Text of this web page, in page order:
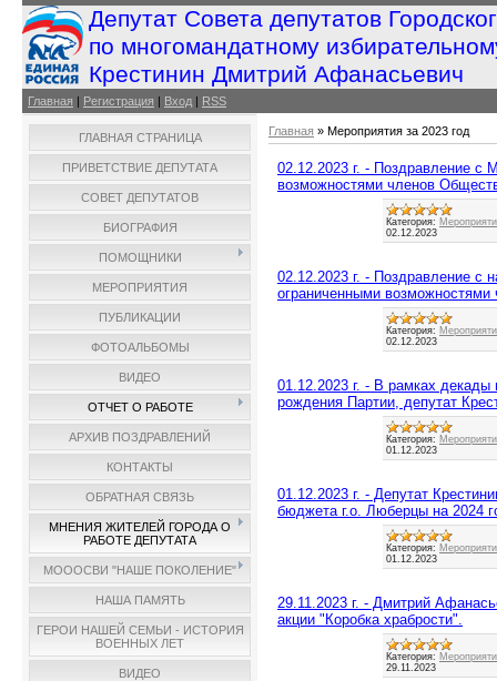
Депутат Совета депутатов
по многомандатному
Крестинин Дмитрий Афанасьевич
Главная | Регистрация | Вход | RSS
ГЛАВНАЯ СТРАНИЦА
ПРИВЕТСТВИЕ ДЕПУТАТА
СОВЕТ ДЕПУТАТОВ
БИОГРАФИЯ
ПОМОЩНИКИ
МЕРОПРИЯТИЯ
ПУБЛИКАЦИИ
ФОТОАЛЬБОМЫ
ВИДЕО
ОТЧЕТ О РАБОТЕ
АРХИВ ПОЗДРАВЛЕНИЙ
КОНТАКТЫ
ОБРАТНАЯ СВЯЗЬ
МНЕНИЯ ЖИТЕЛЕЙ ГОРОДА О
РАБОТЕ ДЕПУТАТА
МОООСВИ "НАШЕ ПОКОЛЕНИЕ"
НАША ПАМЯТЬ
ГЕРОИ НАШЕЙ СЕМЬИ - ИСТОРИЯ
ВОЕННЫХ ЛЕТ
ВИДЕО
Главная » Мероприятия за 2023 год
02.12.2023 г. - Поздравление
возможностями членов
Категория:
02.12.2023
02.12.2023 г. - Поздравление
ограниченными
Категория:
02.12.2023
01.12.2023 г. - В рамках
рождения Партии, депутат
Категория:
01.12.2023
01.12.2023 г. - Депутат
бюджета г.о. Люберцы на 2024
Категория:
01.12.2023
29.11.2023 г. - Дмитрий
акции "Коробка храбрости".
Категория:
29.11.2023